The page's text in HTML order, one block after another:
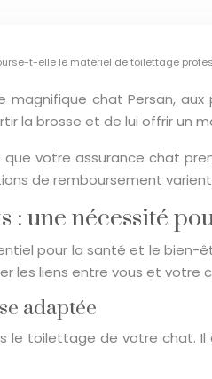
t-elle le matériel de toilettage
chat Persan,
la brosse et de lui offrir un
votre assurance chat
de remboursement varient
: une nécessité
pour la santé et le bien-
les liens entre vous et votre
adaptée
le toilettage de votre chat.